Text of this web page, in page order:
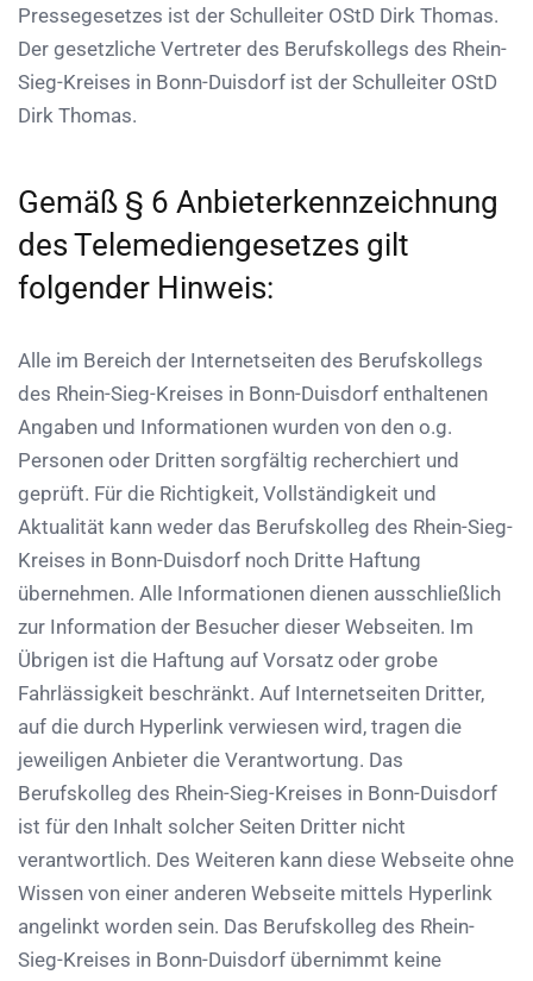
Pressegesetzes ist der Schulleiter OStD Dirk Thomas.
Der gesetzliche Vertreter des Berufskollegs des Rhein-
Sieg-Kreises in Bonn-Duisdorf ist der Schulleiter OStD
Dirk Thomas.
Gemäß § 6 Anbieterkennzeichnung
des Telemediengesetzes gilt
folgender Hinweis:
Alle im Bereich der Internetseiten des Berufskollegs
des Rhein-Sieg-Kreises in Bonn-Duisdorf enthaltenen
Angaben und Informationen wurden von den o.g.
Personen oder Dritten sorgfältig recherchiert und
geprüft. Für die Richtigkeit, Vollständigkeit und
Aktualität kann weder das Berufskolleg des Rhein-Sieg-
Kreises in Bonn-Duisdorf noch Dritte Haftung
übernehmen. Alle Informationen dienen ausschließlich
zur Information der Besucher dieser Webseiten. Im
Übrigen ist die Haftung auf Vorsatz oder grobe
Fahrlässigkeit beschränkt. Auf Internetseiten Dritter,
auf die durch Hyperlink verwiesen wird, tragen die
jeweiligen Anbieter die Verantwortung. Das
Berufskolleg des Rhein-Sieg-Kreises in Bonn-Duisdorf
ist für den Inhalt solcher Seiten Dritter nicht
verantwortlich. Des Weiteren kann diese Webseite ohne
Wissen von einer anderen Webseite mittels Hyperlink
angelinkt worden sein. Das Berufskolleg des Rhein-
Sieg-Kreises in Bonn-Duisdorf übernimmt keine